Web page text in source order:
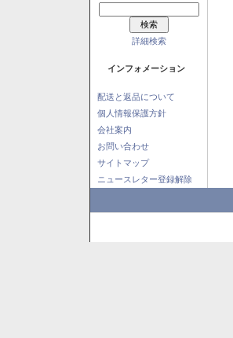
詳細検索
インフォメーション
配送と返品について
個人情報保護方針
会社案内
お問い合わせ
サイトマップ
ニュースレター登録解除